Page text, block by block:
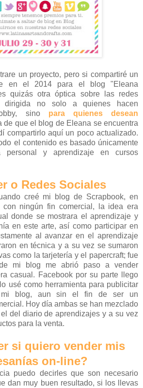
un proyecto, pero si compartiré un
en el 2014 para el blog "Eleana
quizás otra óptica sobre las redes
dirigida no solo a quienes hacen
sino
para quienes desean
de que el blog de Eleana se encuentra
compartirlo aquí un poco actualizado.
el contenido es basado únicamente
personal y aprendizaje en cursos
o Redes Sociales
creé mi blog de Scrapbook, en
ningún fin comercial, la idea era
donde se mostrara el aprendizaje y
en este arte, así como participar en
al avanzar en el aprendizaje
en técnica y a su vez se sumaron
como la tarjetería y el papercraft; fue
mi blog me abrió paso a vender
casual. Facebook por su parte llego
usé como herramienta para publicitar
blog, aun sin el fin de ser un
Hoy día ambas se han mezclado
del diario de aprendizajes y a su vez
para la venta.
si quiero vender mis
on-line?
puedo decirles que son necesario
dan muy buen resultado, si los llevas